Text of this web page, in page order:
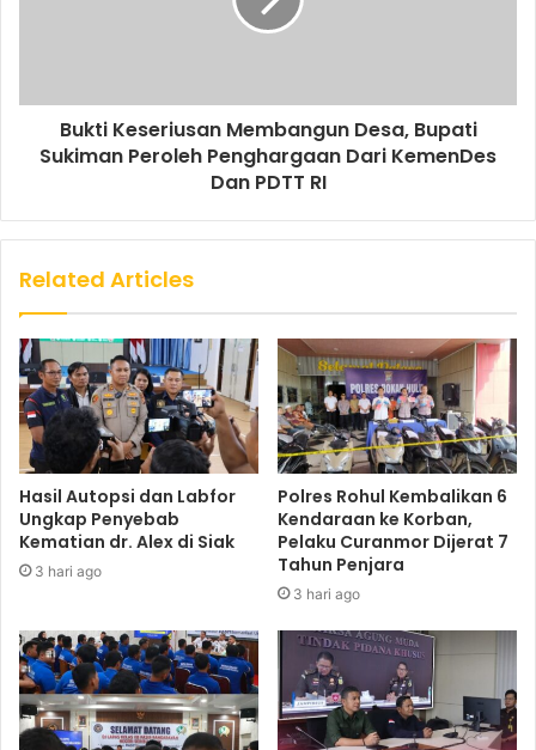
Bukti Keseriusan Membangun Desa, Bupati
Sukiman Peroleh Penghargaan Dari KemenDes
Dan PDTT RI
Related Articles
Hasil Autopsi dan Labfor
Ungkap Penyebab
Kematian dr. Alex di Siak
3 hari ago
Polres Rohul Kembalikan 6
Kendaraan ke Korban,
Pelaku Curanmor Dijerat 7
Tahun Penjara
3 hari ago